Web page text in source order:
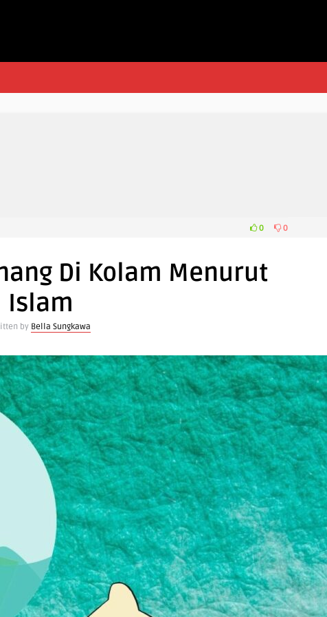
0 0
Di Kolam Menurut
Islam
by Bella Sungkawa